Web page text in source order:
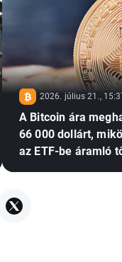
2026. július 21.,
A Bitcoin ára
66 000 dollárt,
az ETF-be áramló
megnövekedett